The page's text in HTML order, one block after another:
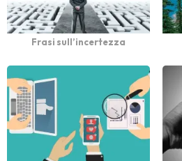
Frasi sull’incertezza